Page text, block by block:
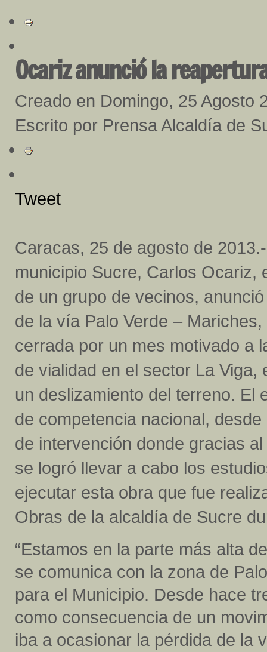
Ocariz anunció la
Creado en Domingo, 25 Agosto
Escrito por Prensa Alcaldía de
Tweet
Caracas, 25 de agosto de
municipio Sucre, Carlos Ocariz,
de un grupo de vecinos,
de la vía Palo Verde –
cerrada por un mes motivado a
de vialidad en el sector La
un deslizamiento del terreno. El
de competencia nacional,
de intervención donde gracias
se logró llevar a cabo los
ejecutar esta obra que fue
Obras de la alcaldía de Sucre
“Estamos en la parte más alta
se comunica con la zona de
para el Municipio. Desde hace
como consecuencia de un
iba a ocasionar la pérdida de la